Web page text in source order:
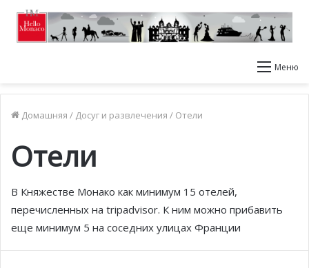
Меню
Домашняя / Досуг и развлечения / Отели
Отели
В Княжестве Монако как минимум 15 отелей,
перечисленных на tripadvisor. К ним можно прибавить
еще минимум 5 на соседних улицах Франции